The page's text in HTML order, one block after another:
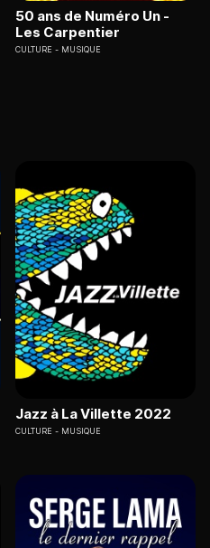
50 ans de Numéro Un -
Les Carpentier
CULTURE MUSIQUE
Jazz à La Villette 2022
CULTURE MUSIQUE